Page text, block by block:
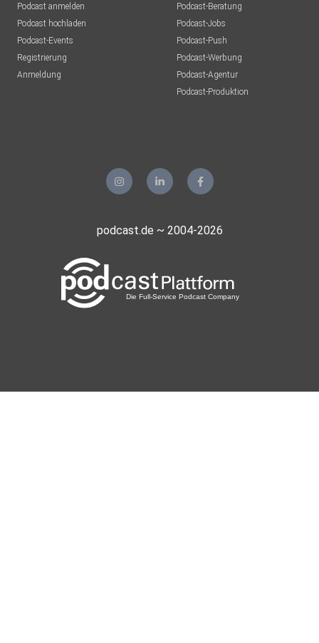
Podcast anmelden
Podcast hochladen
Podcast-Events
Registrierung
Anmeldung
Podcast-Beratung
Podcast-Jobs
Podcast-Push
Podcast-Werbung
Podcast-Agentur
Podcast-Produktion
podcast.de ~ 2004-2026